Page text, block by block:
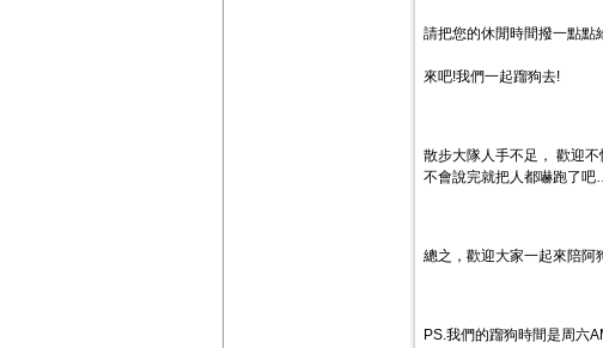
請把您的休閒時間撥一點點
來吧!我們一起蹓狗去!
散步大隊人手不足， 歡迎
不會說完就把人都嚇跑了
總之，歡迎大家一起來陪
PS.我們的蹓狗時間是周六